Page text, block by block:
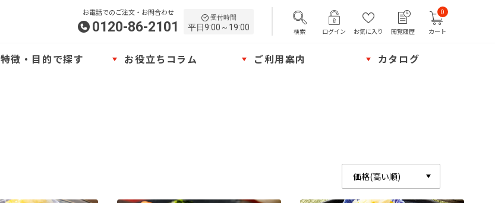
お電話でのご注文・お問合わせ
0120-86-2101
受付時間
平日9:00～19:00 検索 ログイン お気に入り 閲覧履歴 カート
0
特徴・目的で探す お役立ちコラム ご利用案内 カタログ
価格(高い順)